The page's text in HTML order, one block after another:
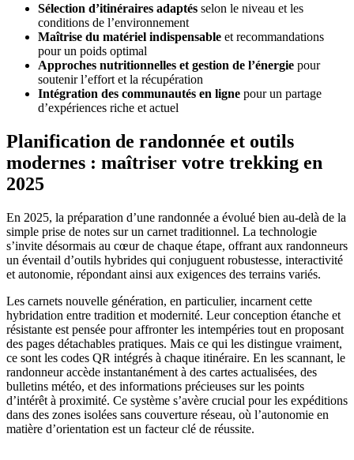
Sélection d’itinéraires adaptés selon le niveau et les
conditions de l’environnement
Maîtrise du matériel indispensable et recommandations
pour un poids optimal
Approches nutritionnelles et gestion de l’énergie pour
soutenir l’effort et la récupération
Intégration des communautés en ligne pour un partage
d’expériences riche et actuel
Planification de randonnée et outils
modernes : maîtriser votre trekking en
2025
En 2025, la préparation d’une randonnée a évolué bien au-delà de la
simple prise de notes sur un carnet traditionnel. La technologie
s’invite désormais au cœur de chaque étape, offrant aux randonneurs
un éventail d’outils hybrides qui conjuguent robustesse, interactivité
et autonomie, répondant ainsi aux exigences des terrains variés.
Les carnets nouvelle génération, en particulier, incarnent cette
hybridation entre tradition et modernité. Leur conception étanche et
résistante est pensée pour affronter les intempéries tout en proposant
des pages détachables pratiques. Mais ce qui les distingue vraiment,
ce sont les codes QR intégrés à chaque itinéraire. En les scannant, le
randonneur accède instantanément à des cartes actualisées, des
bulletins météo, et des informations précieuses sur les points
d’intérêt à proximité. Ce système s’avère crucial pour les expéditions
dans des zones isolées sans couverture réseau, où l’autonomie en
matière d’orientation est un facteur clé de réussite.